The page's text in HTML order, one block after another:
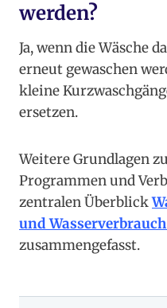
werden?
Ja, wenn die Wäsche
erneut gewaschen
kleine
ersetzen.
Weitere Grundlagen
Programmen und
zentralen Überblick
und
zusammengefasst.